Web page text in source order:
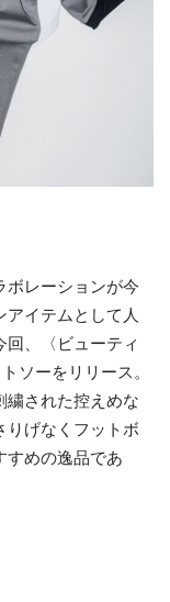
ボレーションが今
イテムとして人
、〈ビューティ
ソーをリリース。
繍された控えめな
りげなくフットボ
すめの逸品であ